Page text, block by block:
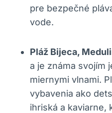
pre bezpečné
vode.
Pláž Bijeca,
a je známa svojím
miernymi vlnami.
vybavenia ako
ihriská a kaviarne,